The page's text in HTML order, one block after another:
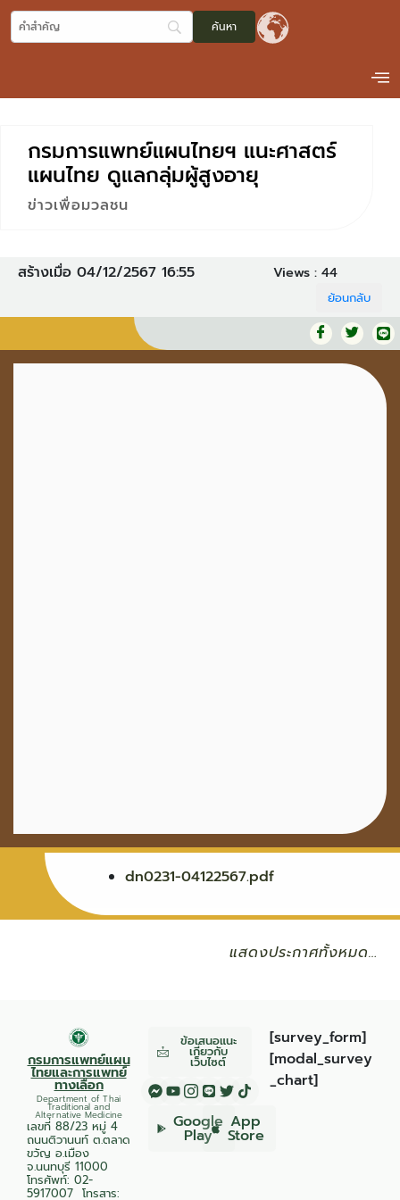
กรมการแพทย์แผนไทยฯ แนะศาสตร์
แผนไทย ดูแลกลุ่มผู้สูงอายุ
ข่าวเพื่อมวลชน
สร้างเมื่อ 04/12/2567 16:55 Views : 44
ย้อนกลับ
dn0231-04122567.pdf
แสดงประกาศทั้งหมด…
กรมการแพทย์แผน
ไทยและการแพทย์
ทางเลือก
Department of Thai
Traditional and
Alternative Medicine
เลขที่ 88/23 หมู่ 4
ถนนติวานนท์ ต.ตลาด
ขวัญ อ.เมือง
จ.นนทบุรี 11000
โทรศัพท์: 02-
5917007 โทรสาร:
ข้อเสนอแนะ
เกี่ยวกับ
เว็บไซต์
Google
Play
App
Store
[survey_form]
[modal_survey
_chart]